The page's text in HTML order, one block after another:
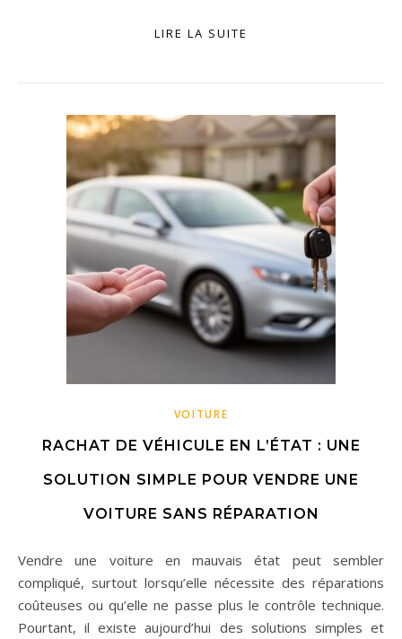
LIRE LA SUITE
VOITURE
RACHAT DE VÉHICULE EN L’ÉTAT : UNE
SOLUTION SIMPLE POUR VENDRE UNE
VOITURE SANS RÉPARATION
Vendre une voiture en mauvais état peut sembler
compliqué, surtout lorsqu’elle nécessite des réparations
coûteuses ou qu’elle ne passe plus le contrôle technique.
Pourtant, il existe aujourd’hui des solutions simples et